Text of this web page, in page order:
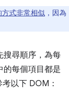
式非常相似 ，因為
搜尋順序，為每
的每個項目都是
以下 DOM：